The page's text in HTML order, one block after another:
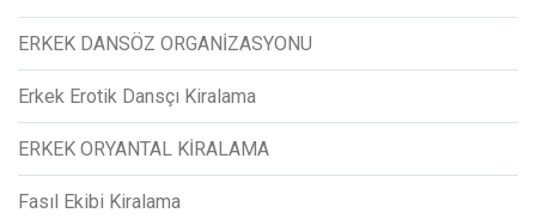
ERKEK DANSÖZ ORGANİZASYONU
Erkek Erotik Dansçı Kiralama
ERKEK ORYANTAL KİRALAMA
Fasıl Ekibi Kiralama